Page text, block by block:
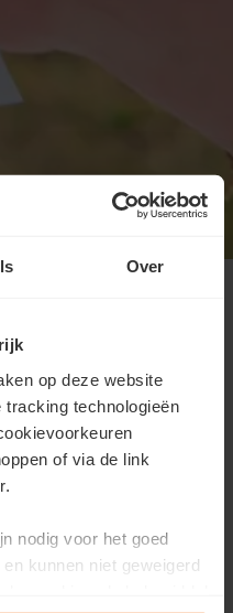
Over
op deze website
technologieën
of via de link
nodig voor het goed
kunnen niet geweigerd
tussen 10u
tijdens
10u en 13u. We
afspraak in onze
u met open armen
en te informeren over